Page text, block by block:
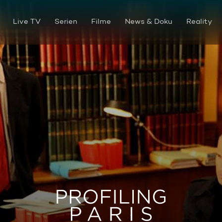
Live TV Serien Filme News & Doku Reality
Der schönste Tag ihres